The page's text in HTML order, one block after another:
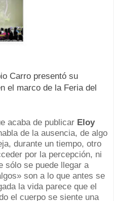
Carro presentó su
el marco de la Feria del
acaba de publicar Eloy
de la ausencia, de algo
durante un tiempo, otro
por la percepción, ni
sólo se puede llegar a
son a lo que antes se
la vida parece que el
el cuerpo se siente una